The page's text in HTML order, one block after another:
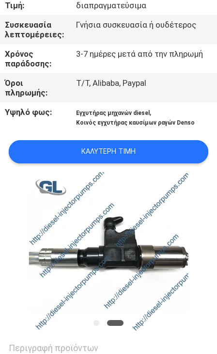
ΕΡΓΟΣΤΆΣΙΟ
ΈΛΕΓΧΟΣ
ΠΟΙΌΤΗΤΑΣ
ΖΗΤΉΣΤΕ
ΜΙΑ
SITEMAP
ΠΟΛΙΤΙΚΉ
ΑΠΟΡΡΉΤΟΥ
Τιμή:
διαπραγματεύσιμα
Συσκευασία
λεπτομέρειες:
Γνήσια συσκευασία ή ουδέτερος
Χρόνος
παράδοσης:
3-7 ημέρες μετά από την πληρωμή
Όροι
πληρωμής:
T/T, Alibaba, Paypal
Υψηλό φως: Εγχυτήρας μηχανών diesel ,
Κοινός εγχυτήρας καυσίμων ραγών Denso
ΚΑΛΎΤΕΡΗ ΤΙΜΉ
Περιγραφή προϊόντων